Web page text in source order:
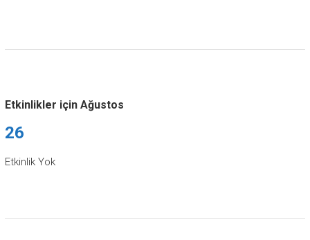
Etkinlikler için Ağustos
26
Etkinlik Yok